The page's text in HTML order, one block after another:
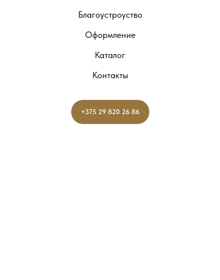
Благоустроуство
Оформление
Каталог
Контакты
+375 29 820 26 86